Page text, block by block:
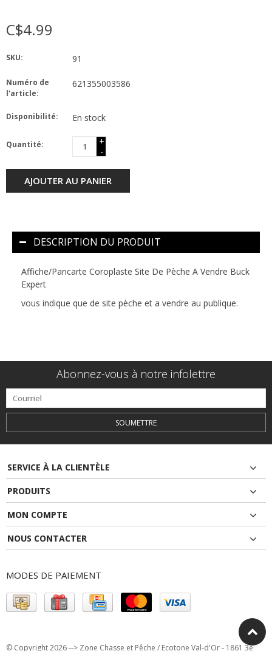
C$4.99
SKU: 91
Numéro de
l'article:
621355003586
Disponibilité: En stock
Quantité:
+
-
AJOUTER AU PANIER
DESCRIPTION DU PRODUIT
Affiche/Pancarte Coroplaste Site De Pèche A Vendre Buck
Expert
vous indique que de site pèche et a vendre au publique.
Abonnez-vous à notre infolettre
SOUMETTRE
SERVICE À LA CLIENTÈLE
PRODUITS
MON COMPTE
NOUS CONTACTER
MODES DE PAIEMENT
© Copyright 2026 --> Zone Chasse et Pêche / Ecotone Val-d'Or - 1861 3e